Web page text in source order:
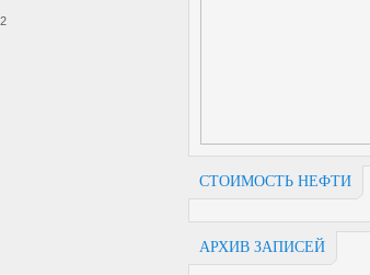
СТОИМОСТЬ НЕФТИ
АРХИВ ЗАПИСЕЙ